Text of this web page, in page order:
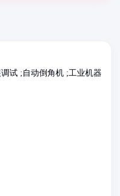
试 ;自动倒角机 ;工业机器